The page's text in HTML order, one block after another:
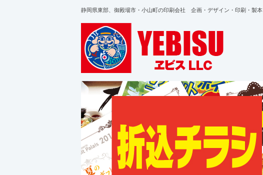
静岡県東部、御殿場市・小山町の印刷会社 企画・デザイン・印刷・製本